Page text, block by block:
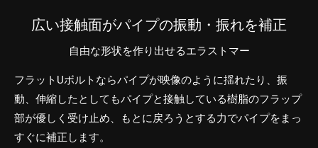
広い接触面がパイプの振動・振れを補正
自由な形状を作り出せるエラストマー
フラットUボルトならパイプが映像のように揺れたり、振
動、伸縮したとしてもパイプと接触している樹脂のフラップ
部が優しく受け止め、もとに戻ろうとする力でパイプをまっ
すぐに補正します。